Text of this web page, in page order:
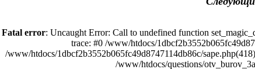
Fatal error: Uncaught Error: Call to undefined function
trace: #0 /www/htdocs/
/www/htdocs/1dbcf2b3552b065fc49d8747114db86c/
/www/htdocs/questions/